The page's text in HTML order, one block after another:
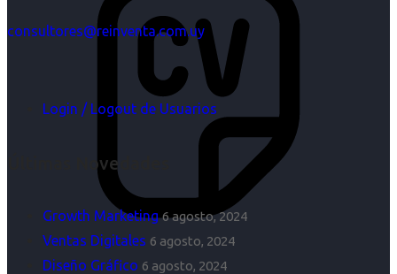
consultores@reinventa.com.uy
Login / Logout de Usuarios
Últimas Novedades
Growth Marketing 6 agosto, 2024
Ventas Digitales 6 agosto, 2024
Diseño Gráfico 6 agosto, 2024